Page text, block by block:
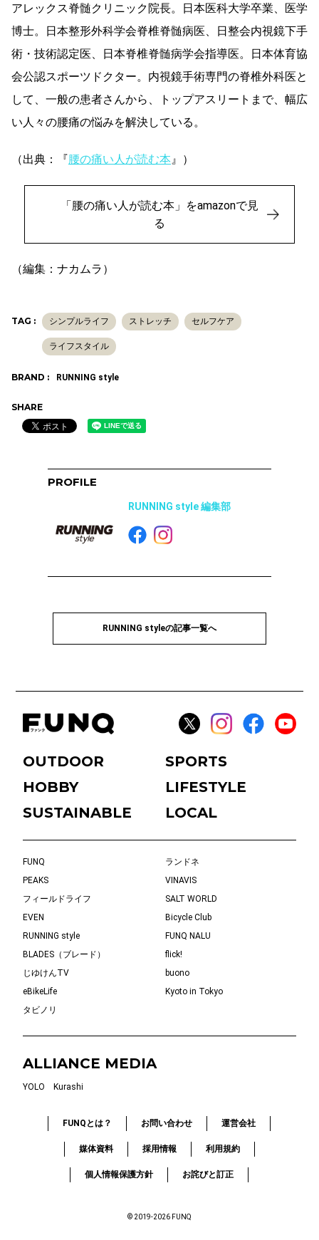
アレックス脊髄クリニック院長。日本医科大学卒業、医学
博士。日本整形外科学会脊椎脊髄病医、日整会内視鏡下手
術・技術認定医、日本脊椎脊髄病学会指導医。日本体育協
会公認スポーツドクター。内視鏡手術専門の脊椎外科医と
して、一般の患者さんから、トップアスリートまで、幅広
い人々の腰痛の悩みを解決している。
（出典：『腰の痛い人が読む本 』）
「腰の痛い人が読む本」をamazonで見
る
（編集：ナカムラ）
TAG : シンプルライフ ストレッチ セルフケア
ライフスタイル
BRAND : RUNNING style
SHARE
PROFILE
RUNNING style 編集部
RUNNING styleの記事一覧へ
OUTDOOR
SPORTS
HOBBY
LIFESTYLE
SUSTAINABLE
LOCAL
FUNQ
ランドネ
PEAKS
VINAVIS
フィールドライフ
SALT WORLD
EVEN
Bicycle Club
RUNNING style
FUNQ NALU
BLADES（ブレード）
flick!
じゆけんTV
buono
eBikeLife
Kyoto in Tokyo
タビノリ
ALLIANCE MEDIA
YOLO Kurashi
FUNQとは？ お問い合わせ 運営会社
媒体資料 採用情報 利用規約
個人情報保護方針 お詫びと訂正
© 2019-2026 FUNQ